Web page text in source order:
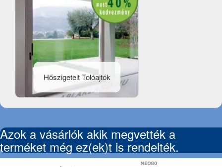
Hőszigetelt Tolóajtók
Azok a vásárlók akik megvették a
terméket még ez(ek)t is rendelték.